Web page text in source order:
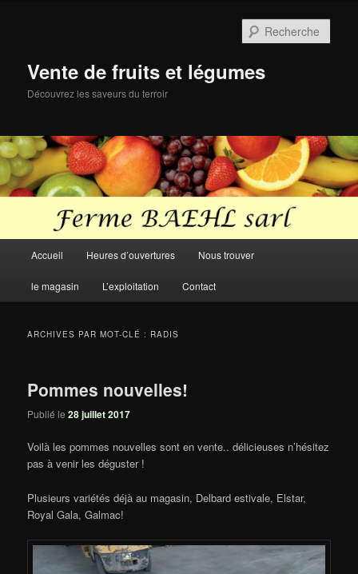
Vente de fruits et légumes
Découvrez les saveurs du terroir
principal
Accueil Heures d’ouvertures Nous trouver
le magasin L’exploitation Contact
ARCHIVES PAR MOT-CLÉ : RADIS
Pommes nouvelles!
Publié le28 juillet 2017
Voilà les pommes nouvelles sont en vente.. délicieuses n’hésitez
pas à venir les déguster !
Plusieurs variétés déjà au magasin, Delbard estivale, Elstar,
Royal Gala, Galmac!